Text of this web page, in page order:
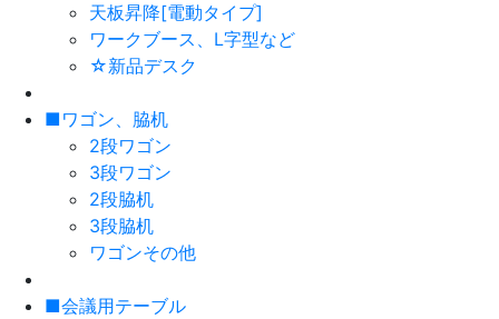
天板昇降[電動タイプ]
ワークブース、L字型など
☆新品デスク
■ワゴン、脇机
2段ワゴン
3段ワゴン
2段脇机
3段脇机
ワゴンその他
■会議用テーブル